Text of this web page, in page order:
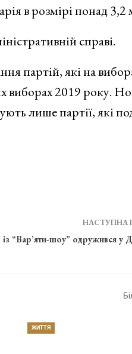
в розмірі понад
справі.
партій, які на
виборах 2019 року.
лише партії, які
НАСТУПНА
“Вар’яти-шоу” одружився у
ЖИТТЯ